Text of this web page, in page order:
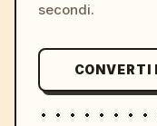
secondi.
CONVERTI